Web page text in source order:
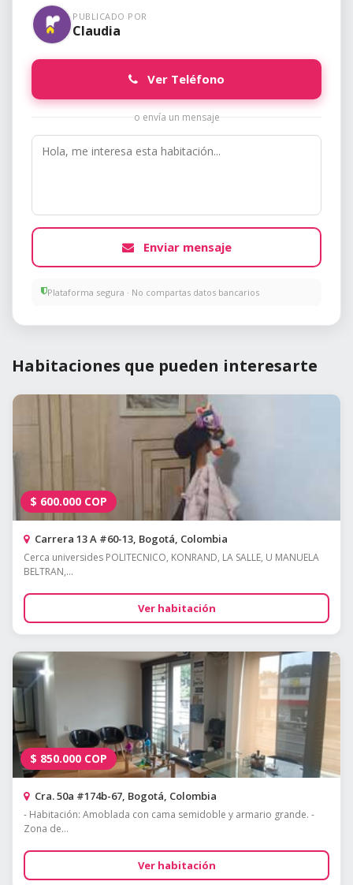
PUBLICADO POR
Claudia
Ver Teléfono
o envía un mensaje
Enviar mensaje
Plataforma segura · No compartas datos bancarios
Habitaciones que pueden interesarte
$ 600.000 COP
Carrera 13 A #60-13, Bogotá, Colombia
Cerca universides POLITECNICO, KONRAND, LA SALLE, U MANUELA
BELTRAN,...
Ver habitación
$ 850.000 COP
Cra. 50a #174b-67, Bogotá, Colombia
- Habitación: Amoblada con cama semidoble y armario grande. -
Zona de...
Ver habitación